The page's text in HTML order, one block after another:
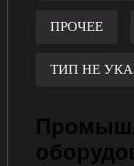
ПРОЧЕЕ
ТИП НЕ